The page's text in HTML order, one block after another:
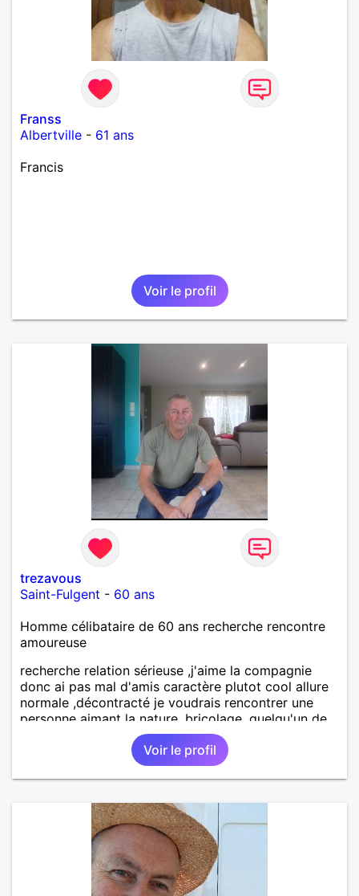
Franss
Albertville - 61 ans
Francis
Voir le profil
trezavous
Saint-Fulgent - 60 ans
Homme célibataire de 60 ans recherche rencontre
amoureuse
recherche relation sérieuse ,j'aime la compagnie
donc ai pas mal d'amis caractère plutot cool allure
normale ,décontracté je voudrais rencontrer une
personne aimant la nature ,bricolage ,quelqu'un de
simple et naturel à vos claviers mesdames
Voir le profil